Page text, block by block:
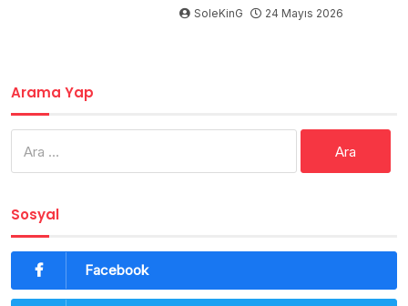
SoleKinG 24 Mayıs 2026
Arama Yap
Sosyal
Facebook